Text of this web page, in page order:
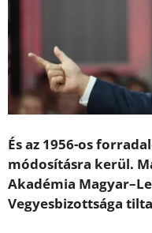
És az 1956-os
módosításra kerül.
Akadémia
Vegyesbizottsága